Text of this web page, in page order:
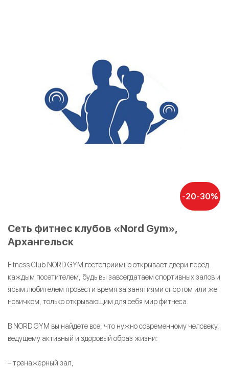
-20-30%
Сеть фитнес клубов «Nord Gym»,
Архангельск
Fitness Club NORD GYM гостеприимно открывает двери перед
каждым посетителем, будь вы завсегдатаем спортивных залов и
ярым любителем провести время за занятиями спортом или же
новичком, только открывающим для себя мир фитнеса.
В NORD GYM вы найдете все, что нужно современному человеку,
ведущему активный и здоровый образ жизни:
– тренажерный зал,